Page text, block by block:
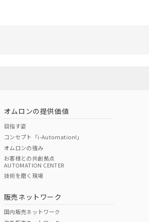
オムロンの提供価値
目指す姿
コンセプト「i-Automation!」
オムロンの強み
お客様との共創拠点
AUTOMATION CENTER
技術を磨く現場
販売ネットワーク
国内販売ネットワーク